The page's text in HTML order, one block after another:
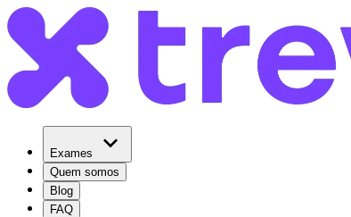
Exames
Quem somos
Blog
FAQ